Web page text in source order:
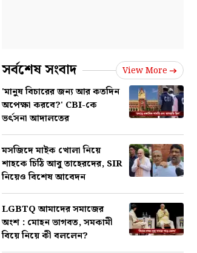
সর্বশেষ সংবাদ View More
'মানুষ বিচারের জন্য আর কতদিন
অপেক্ষা করবে?' CBI-কে
ভর্ৎসনা আদালতের
মসজিদে মাইক খোলা নিয়ে
শাহকে চিঠি আবু তাহেরদের, SIR
নিয়েও বিশেষ আবেদন
LGBTQ আমাদের সমাজের
অংশ : মোহন ভাগবত, সমকামী
বিয়ে নিয়ে কী বললেন?